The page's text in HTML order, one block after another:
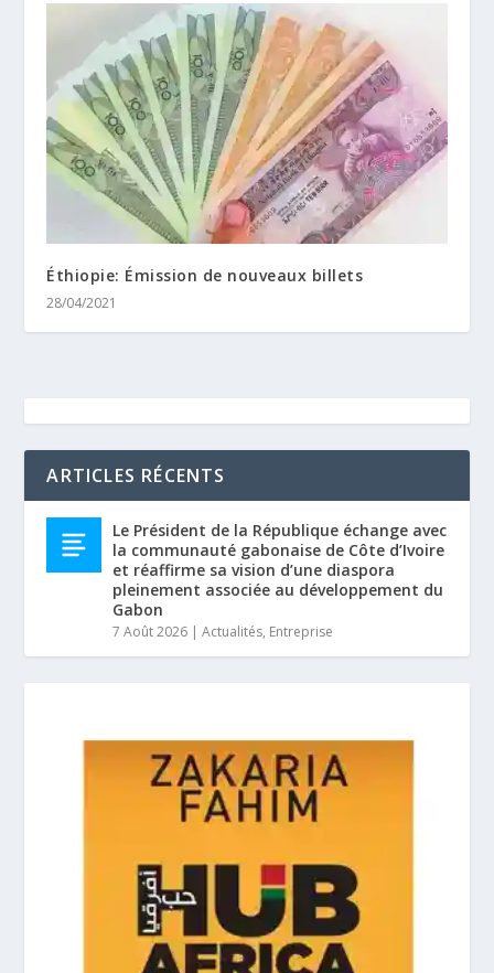
Éthiopie: Émission de nouveaux billets
28/04/2021
ARTICLES RÉCENTS
Le Président de la République échange avec
la communauté gabonaise de Côte d’Ivoire
et réaffirme sa vision d’une diaspora
pleinement associée au développement du
Gabon
7 Août 2026 |Actualités, Entreprise